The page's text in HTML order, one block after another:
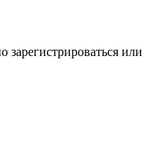
зарегистрироваться или